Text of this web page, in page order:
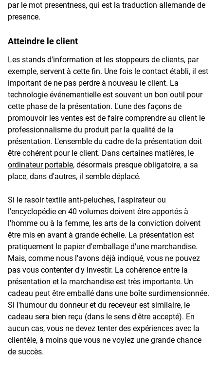
par le mot presentness, qui est la traduction allemande de
presence.
Atteindre le client
Les stands d'information et les stoppeurs de clients, par
exemple, servent à cette fin. Une fois le contact établi, il est
important de ne pas perdre à nouveau le client. La
technologie événementielle est souvent un bon outil pour
cette phase de la présentation. L'une des façons de
promouvoir les ventes est de faire comprendre au client le
professionnalisme du produit par la qualité de la
présentation. L'ensemble du cadre de la présentation doit
être cohérent pour le client. Dans certaines matières, le
ordinateur portable, désormais presque obligatoire, a sa
place, dans d'autres, il semble déplacé.
Si le rasoir textile anti-peluches, l'aspirateur ou
l'encyclopédie en 40 volumes doivent être apportés à
l'homme ou à la femme, les arts de la conviction doivent
être mis en avant à grande échelle. La présentation est
pratiquement le papier d'emballage d'une marchandise.
Mais, comme nous l'avons déjà indiqué, vous ne pouvez
pas vous contenter d'y investir. La cohérence entre la
présentation et la marchandise est très importante. Un
cadeau peut être emballé dans une boîte surdimensionnée.
Si l'humour du donneur et du receveur est similaire, le
cadeau sera bien reçu (dans le sens d'être accepté). En
aucun cas, vous ne devez tenter des expériences avec la
clientèle, à moins que vous ne voyiez une grande chance
de succès.